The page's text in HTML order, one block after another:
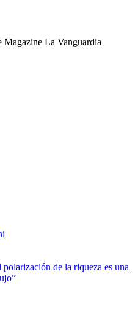
Magazine La Vanguardia
de la riqueza es una